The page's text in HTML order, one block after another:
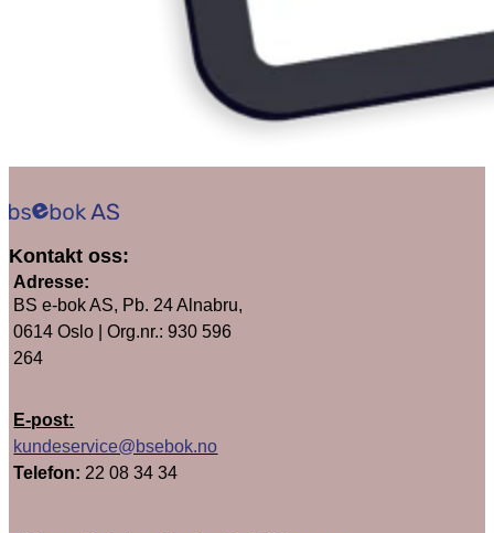
Kontakt oss:
Adresse:
BS e-bok AS, Pb. 24 Alnabru,
0614 Oslo | Org.nr.:930 596
264
E-post:
kundeservice@bsebok.no
Telefon: 22 08 34 34